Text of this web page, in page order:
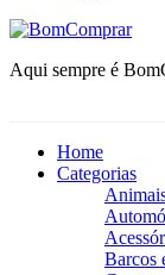
Aqui sempre é
Home
Categorias
Barcos